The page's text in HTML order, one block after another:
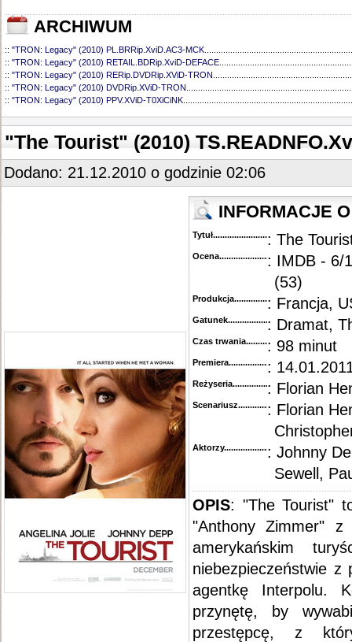
ARCHIWUM
:: "TRON: Legacy" (2010) PL.BRRip.XviD.AC3-MCK
:: "TRON: Legacy" (2010) RETAIL.BDRip.XviD-DEFACE
:: "TRON: Legacy" (2010) RERip.DVDRip.XViD-TRON
:: "TRON: Legacy" (2010) DVDRip.XViD-TRON
:: "TRON: Legacy" (2010) PPV.XViD-T0XiCiNK
"The Tourist" (2010)
Dodano: 21.12.2010 o godzinie 02:06
INFORMACJE
Tytuł............................................
: The
Ocena.............................................
: IMDB - 6/
(53)
Produkcja.........................................
: Francja,
Gatunek...........................................
: Dramat,
Czas trwania......................................
: 98 minut
Premiera..........................................
:
Reżyseria........................................
: Florian
Scenariusz........................................
: Florian
Aktorzy...........................................
: Johnny
Sewell,
OPIS: "The Tourist"
"Anthony Zimmer"
amerykańskim
niebezpieczeństwie z
agentkę Interpolu.
przynętę, by
przestępcę, z